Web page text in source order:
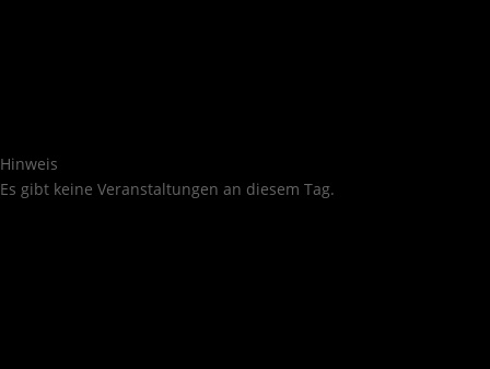
Hinweis
Es gibt keine Veranstaltungen an diesem Tag.